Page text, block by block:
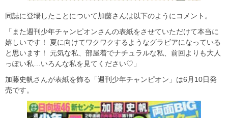
同誌に登場したことについて加藤さんは以下のようにコメント。
「また週刊少年チャンピオンさんの表紙をさせていただけて本当に
嬉しいです！ 夏に向けてワクワクするようなグラビアになっている
と思います！ 元気な私、部屋着でナチュラルな私、前回よりも大人
っぽい私…いろんな私を見てください♡」
加藤史帆さんが表紙を飾る「週刊少年チャンピオン」は6月10日発
売です。